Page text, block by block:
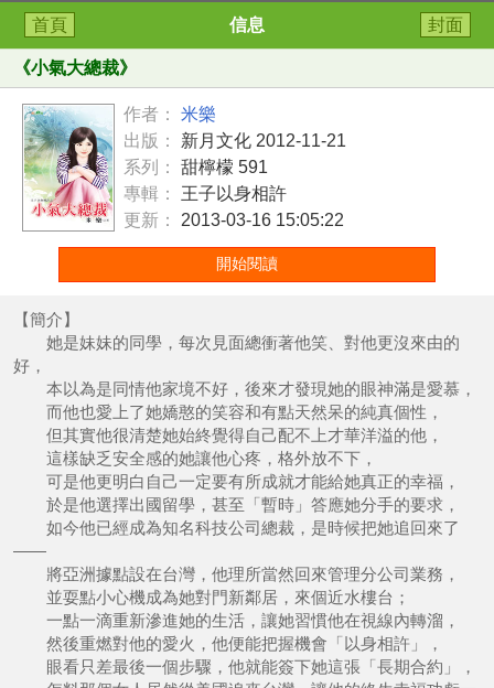
首頁 信息 封面
《小氣大總裁》
作者：
米樂
出版：
新月文化 2012-11-21
系列：
甜檸檬 591
專輯：
王子以身相許
更新：
2013-03-16 15:05:22
開始閱讀
【簡介】
她是妹妹的同學，每次見面總衝著他笑、對他更沒來由的
好，
本以為是同情他家境不好，後來才發現她的眼神滿是愛慕，
而他也愛上了她嬌憨的笑容和有點天然呆的純真個性，
但其實他很清楚她始終覺得自己配不上才華洋溢的他，
這樣缺乏安全感的她讓他心疼，格外放不下，
可是他更明白自己一定要有所成就才能給她真正的幸福，
於是他選擇出國留學，甚至「暫時」答應她分手的要求，
如今他已經成為知名科技公司總裁，是時候把她追回來了
——
將亞洲據點設在台灣，他理所當然回來管理分公司業務，
並耍點小心機成為她對門新鄰居，來個近水樓台；
一點一滴重新滲進她的生活，讓她習慣他在視線內轉溜，
然後重燃對他的愛火，他便能把握機會「以身相許」，
眼看只差最後一個步驟，他就能簽下她這張「長期合約」，